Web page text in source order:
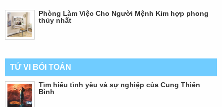
Phòng Làm Việc Cho Người Mệnh Kim hợp phong
thủy nhất
TỬ VI BÓI TOÁN
Tìm hiểu tình yêu và sự nghiệp của Cung Thiên
Bình